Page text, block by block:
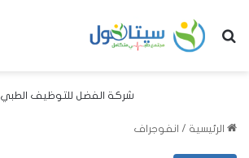
بحث عن
شركة الفضل للتوظيف الطبي
الرئيسية / انفوجراف